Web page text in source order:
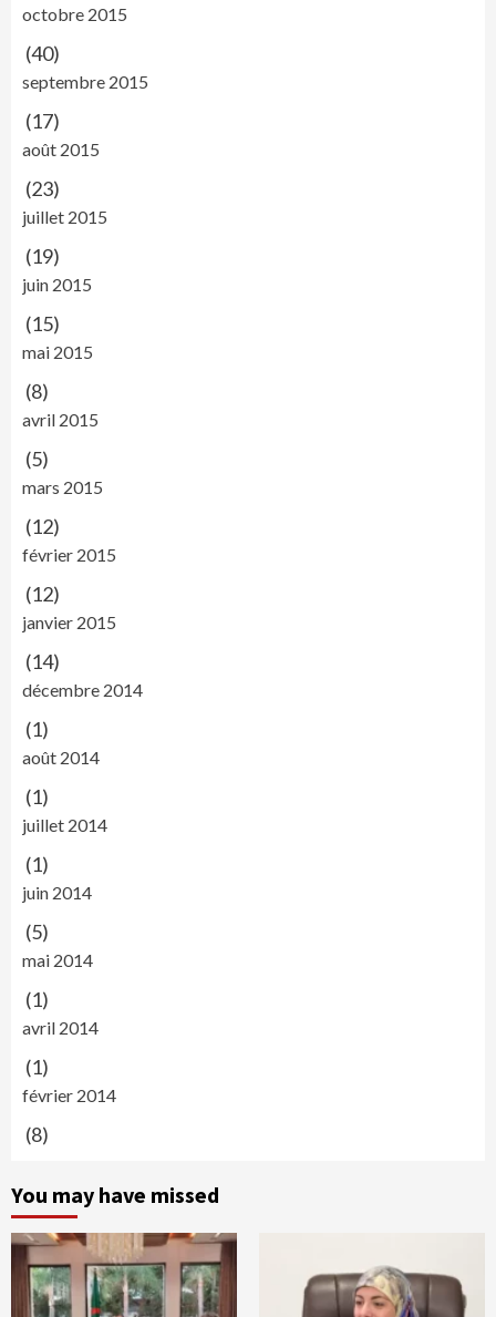
octobre 2015
(40)
septembre 2015
(17)
août 2015
(23)
juillet 2015
(19)
juin 2015
(15)
mai 2015
(8)
avril 2015
(5)
mars 2015
(12)
février 2015
(12)
janvier 2015
(14)
décembre 2014
(1)
août 2014
(1)
juillet 2014
(1)
juin 2014
(5)
mai 2014
(1)
avril 2014
(1)
février 2014
(8)
You may have missed